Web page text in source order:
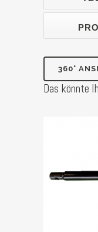
Verlängerung
360°
Das könnte